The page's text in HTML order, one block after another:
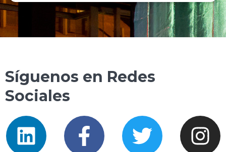
Síguenos en Redes
Sociales